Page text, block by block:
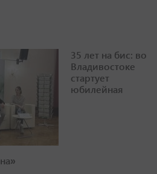
35 лет на бис: во
Владивостоке
стартует
юбилейная